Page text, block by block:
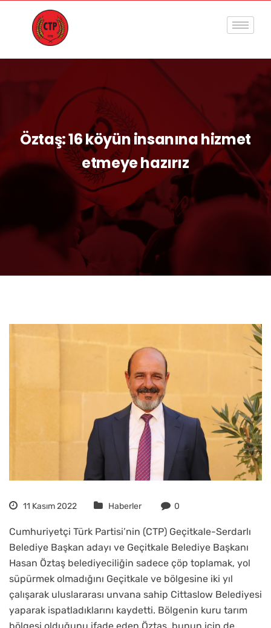
Öztaş: 16 köyün insanına hizmet
etmeye hazırız
11 Kasım 2022 Haberler 0
Cumhuriyetçi Türk Partisi’nin (CTP) Geçitkale-Serdarlı
Belediye Başkan adayı ve Geçitkale Belediye Başkanı
Hasan Öztaş belediyeciliğin sadece çöp toplamak, yol
süpürmek olmadığını Geçitkale ve bölgesine iki yıl
çalışarak uluslararası unvana sahip Cittaslow Belediyesi
yaparak ispatladıklarını kaydetti. Bölgenin kuru tarım